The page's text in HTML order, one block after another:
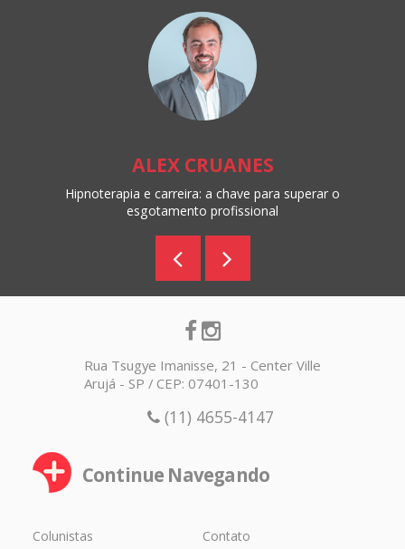
ALEX CRUANES
Hipnoterapia e carreira: a chave para superar o
esgotamento profissional
Rua Tsugye Imanisse, 21 - Center Ville
Arujá - SP / CEP: 07401-130
(11) 4655-4147
Continue Navegando
Colunistas Contato